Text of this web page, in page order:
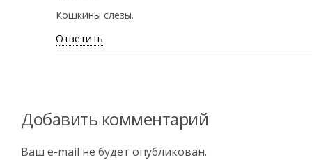
Кошкины слезы.
Ответить
Добавить комментарий
Ваш e-mail не будет опубликован.